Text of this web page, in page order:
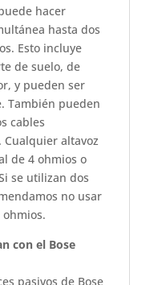
hacer
hasta dos
Esto incluye
de suelo, de
y pueden ser
También pueden
cables
altavoz
de 4 ohmios o
se utilizan dos
no usar
con el Bose
pasivos de Bose